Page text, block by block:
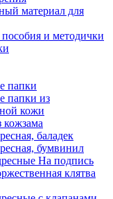
материал для
и методички
папки
папки из
кожи
баладек
бумвинил
На подпись
клятва